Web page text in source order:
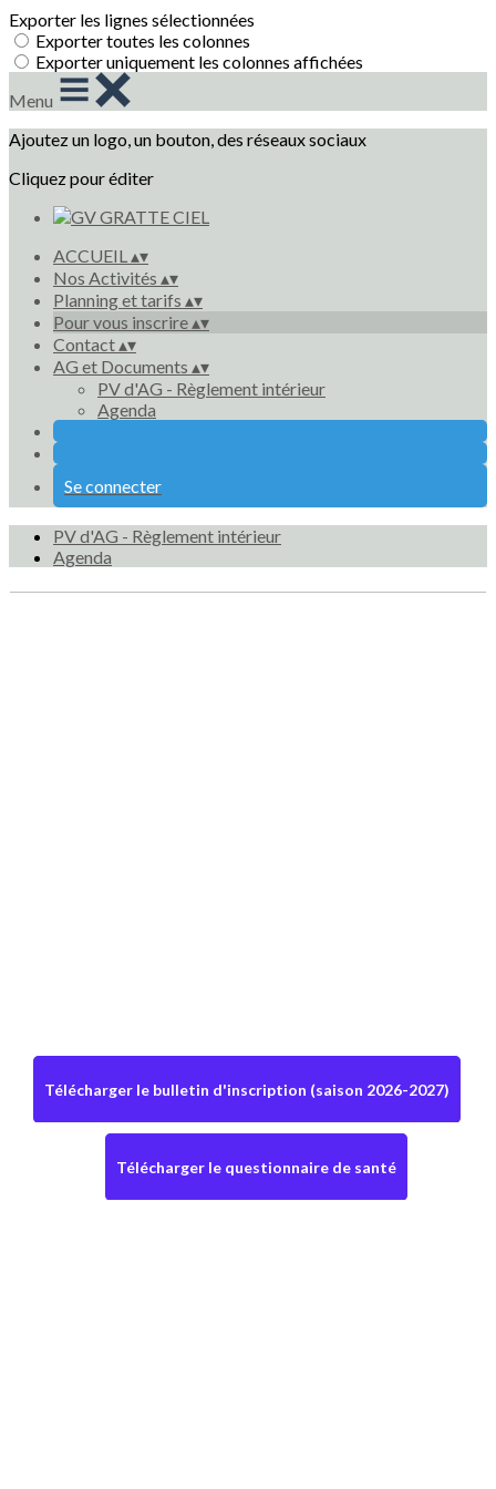
Exporter les lignes sélectionnées
Exporter toutes les colonnes
Exporter uniquement les colonnes affichées
Menu
Ajoutez un logo, un bouton, des réseaux sociaux
Cliquez pour éditer
ACCUEIL▴▾
Nos Activités ▴▾
Planning et tarifs ▴▾
Pour vous inscrire▴▾
Contact▴▾
AG et Documents ▴▾
PV d'AG - Règlement intérieur
Agenda
Se connecter
PV d'AG - Règlement intérieur
Agenda
Télécharger le bulletin d'inscription (saison 2026-2027)
Télécharger le questionnaire de santé